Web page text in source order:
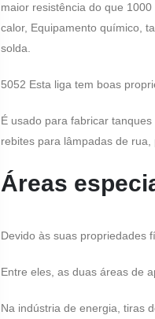
maior resistência do que
calor, Equipamento químico,
solda.
5052 Esta liga tem boas
É usado para fabricar
rebites para lâmpadas de rua,
Áreas
Devido às suas propriedades
Entre eles, as duas áreas de
Na indústria de energia, tiras